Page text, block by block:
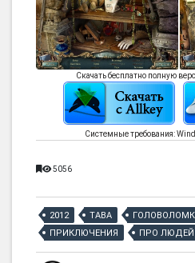
Скачать бесплатно полную
Системные требования:
5056
2012 TABA
ПРИКЛЮЧЕНИЯ
ПРО ЛЮДЕЙ